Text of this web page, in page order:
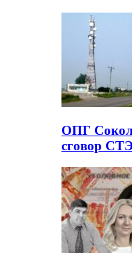
ОПГ
сговор